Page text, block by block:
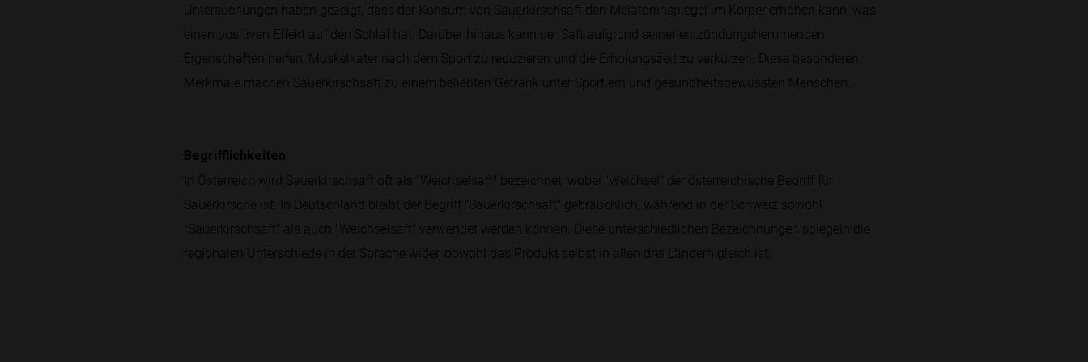
Untersuchungen haben gezeigt, dass der Konsum von Sauerkirschsaft den Melatoninspiegel im Körper erhöhen kann, was
einen positiven Effekt auf den Schlaf hat. Darüber hinaus kann der Saft aufgrund seiner entzündungshemmenden
Eigenschaften helfen, Muskelkater nach dem Sport zu reduzieren und die Erholungszeit zu verkürzen. Diese besonderen
Merkmale machen Sauerkirschsaft zu einem beliebten Getränk unter Sportlern und gesundheitsbewussten Menschen.
Begrifflichkeiten
In Österreich wird Sauerkirschsaft oft als "Weichselsaft" bezeichnet, wobei "Weichsel" der österreichische Begriff für
Sauerkirsche ist. In Deutschland bleibt der Begriff "Sauerkirschsaft" gebräuchlich, während in der Schweiz sowohl
"Sauerkirschsaft" als auch "Weichselsaft" verwendet werden können. Diese unterschiedlichen Bezeichnungen spiegeln die
regionalen Unterschiede in der Sprache wider, obwohl das Produkt selbst in allen drei Ländern gleich ist.